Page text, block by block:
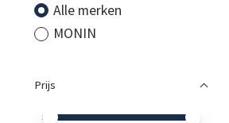
Alle merken
MONIN
Prijs
Minimale prijswaarde
Price maximum value